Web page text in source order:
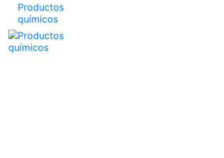
Productos
químicos